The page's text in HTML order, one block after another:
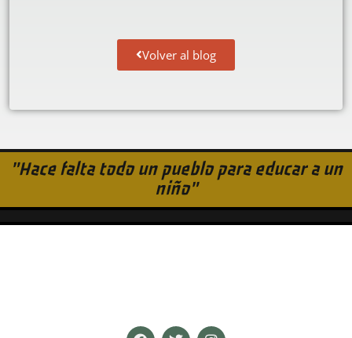
Volver al blog
"Hace falta todo un pueblo para educar a un
niño"